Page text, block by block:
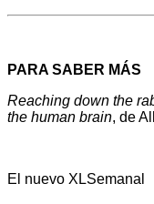
PARA SABER MÁS
Reaching down the
the human brain, de
El nuevo XLSemanal